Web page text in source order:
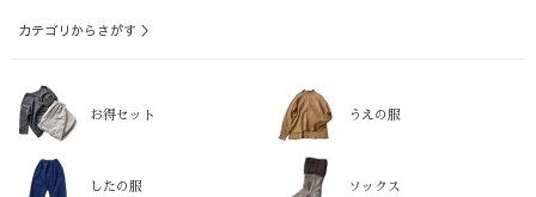
カテゴリからさがす ＞
お得セット うえの服
したの服 ソックス